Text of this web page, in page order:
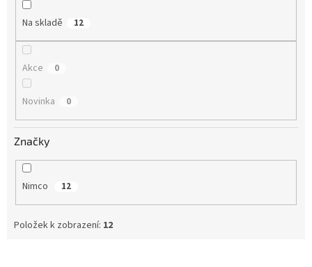
Na skladě 12
Akce 0
Novinka 0
Značky
Nimco 12
Položek k zobrazení: 12